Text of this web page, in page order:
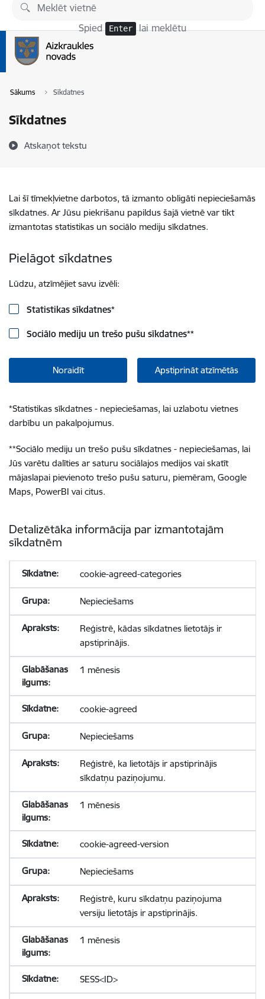
Pāriet uz lapas saturu
Spied Enter lai meklētu
Sākums Sīkdatnes
Sīkdatnes
Atskaņot tekstu
Lai šī tīmekļvietne darbotos, tā izmanto obligāti nepieciešamās
sīkdatnes. Ar Jūsu piekrišanu papildus šajā vietnē var tikt
izmantotas statistikas un sociālo mediju sīkdatnes.
Pielāgot sīkdatnes
Lūdzu, atzīmējiet savu izvēli:
Statistikas sīkdatnes*
Sociālo mediju un trešo pušu sīkdatnes**
Noraidīt Apstiprināt atzīmētās
*Statistikas sīkdatnes - nepieciešamas, lai uzlabotu vietnes
darbību un pakalpojumus.
**Sociālo mediju un trešo pušu sīkdatnes - nepieciešamas, lai
Jūs varētu dalīties ar saturu sociālajos medijos vai skatīt
mājaslapai pievienoto trešo pušu saturu, piemēram, Google
Maps, PowerBI vai citus.
Detalizētāka informācija par izmantotajām
sīkdatnēm
cookie-agreed-categories
Nepieciešams
Reģistrē, kādas sīkdatnes lietotājs ir
apstiprinājis.
1 mēnesis
cookie-agreed
Nepieciešams
Reģistrē, ka lietotājs ir apstiprinājis
sīkdatņu paziņojumu.
1 mēnesis
cookie-agreed-version
Nepieciešams
Reģistrē, kuru sīkdatņu paziņojuma
versiju lietotājs ir apstiprinājis.
1 mēnesis
SESS<ID>